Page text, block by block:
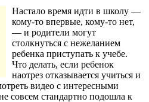
Настало время идти в школу —
кому-то впервые, кому-то нет,
— и родители могут
столкнуться с нежеланием
ребенка приступать к учебе.
Что делать, если ребенок
наотрез отказывается учиться и
видео с интересными
совсем стандартно подошла к